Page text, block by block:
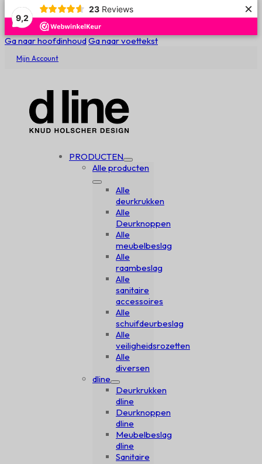
9,2
23 Reviews ×
Ga naar hoofdinhoudGa naar voettekst
Mijn Account
PRODUCTEN
Alle producten
Alle
deurkrukken
Alle
Deurknoppen
Alle
meubelbeslag
Alle
raambeslag
Alle
sanitaire
accessoires
Alle
schuifdeurbeslag
Alle
veiligheidsrozetten
Alle
diversen
dline
Deurkrukken
dline
Deurknoppen
dline
Meubelbeslag
dline
Sanitaire